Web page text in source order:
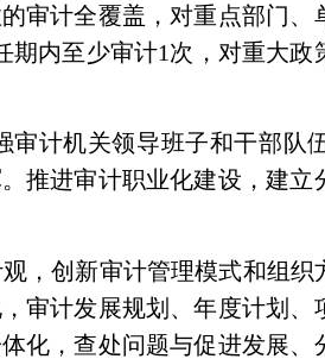
审计全覆盖，对重点部门
期内至少审计1次，对重大政
计机关领导班子和干部队
推进审计职业化建设，建
创新审计管理模式和组织
审计发展规划、年度计划
化，查处问题与促进发展